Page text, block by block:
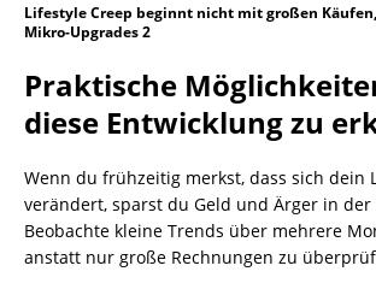
Lifestyle Creep beginnt nicht mit großen
Mikro-Upgrades 2
Praktische
diese Entwicklung zu
Wenn du frühzeitig merkst, dass sich dein
verändert, sparst du Geld und Ärger in der
Beobachte kleine Trends über mehrere
anstatt nur große Rechnungen zu